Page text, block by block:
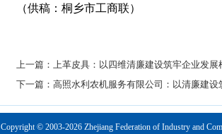
（供稿：桐乡市工商联）
上一篇： 上革皮具：以四维清廉建设筑牢企业发展
下一篇： 高照水利农机服务有限公司：以清廉建
Copyright © 2003-2026 Zhejiang Federation of Industry and